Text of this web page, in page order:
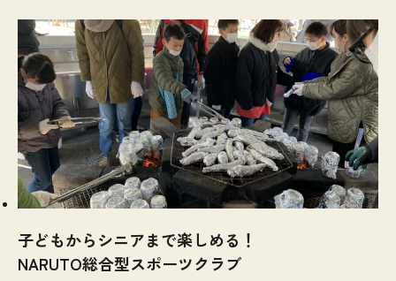
子どもからシニアまで楽しめる！
NARUTO総合型スポーツクラブ